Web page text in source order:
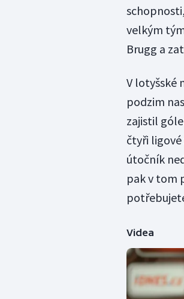
velkým
Brugg a
V lotyšské
podzim
zajistil
čtyři
útočník
pak v tom
Videa